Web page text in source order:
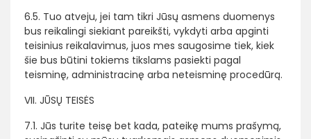
6.5. Tuo atveju, jei tam tikri Jūsų asmens duomenys
bus reikalingi siekiant pareikšti, vykdyti arba apginti
teisinius reikalavimus, juos mes saugosime tiek, kiek
šie bus būtini tokiems tikslams pasiekti pagal
teisminę, administracinę arba neteisminę procedūrą.
VII. JŪSŲ TEISĖS
7.1. Jūs turite teisę bet kada, pateikę mums prašymą,